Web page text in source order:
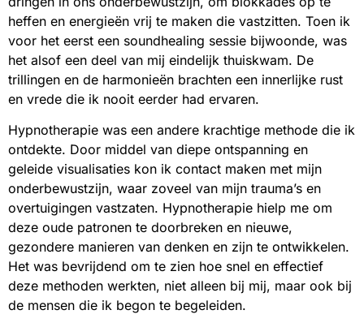
heffen en energieën vrij te maken die vastzitten. Toen ik
voor het eerst een soundhealing sessie bijwoonde, was
het alsof een deel van mij eindelijk thuiskwam. De
trillingen en de harmonieën brachten een innerlijke rust
en vrede die ik nooit eerder had ervaren.
Hypnotherapie was een andere krachtige methode die ik
ontdekte. Door middel van diepe ontspanning en
geleide visualisaties kon ik contact maken met mijn
onderbewustzijn, waar zoveel van mijn trauma’s en
overtuigingen vastzaten. Hypnotherapie hielp me om
deze oude patronen te doorbreken en nieuwe,
gezondere manieren van denken en zijn te ontwikkelen.
Het was bevrijdend om te zien hoe snel en effectief
deze methoden werkten, niet alleen bij mij, maar ook bij
de mensen die ik begon te begeleiden.